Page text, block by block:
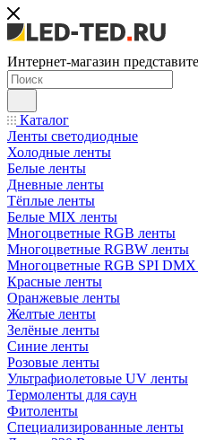
Интернет-магазин
Каталог
Ленты светодиодные
Холодные ленты
Белые ленты
Дневные ленты
Тёплые ленты
Белые MIX ленты
Многоцветные RGB ленты
Многоцветные RGBW ленты
Многоцветные RGB SPI
Красные ленты
Оранжевые ленты
Желтые ленты
Зелёные ленты
Синие ленты
Розовые ленты
Ультрафиолетовые UV ленты
Термоленты для саун
Фитоленты
Специализированные ленты